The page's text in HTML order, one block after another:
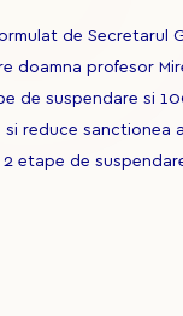
de Secretarul
doamna profesor
de suspendare si
si reduce sanctionea
etape de